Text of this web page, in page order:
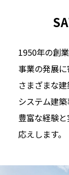
1950年の創
事業の発展
さまざまな
システム建築
豊富な経験
応えします。